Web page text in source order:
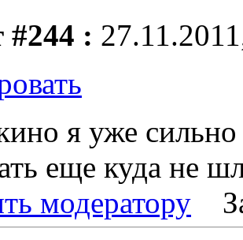
#244 :
я уже сильно
еще куда не
модератору